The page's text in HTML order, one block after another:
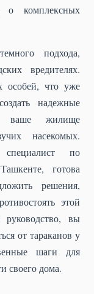
о комплексных
подхода,
вредителях.
особей, что уже
надежные
ваше жилище
насекомых.
по
готова
решения,
этой
вы
от тараканов у
шаги для
своего дома.